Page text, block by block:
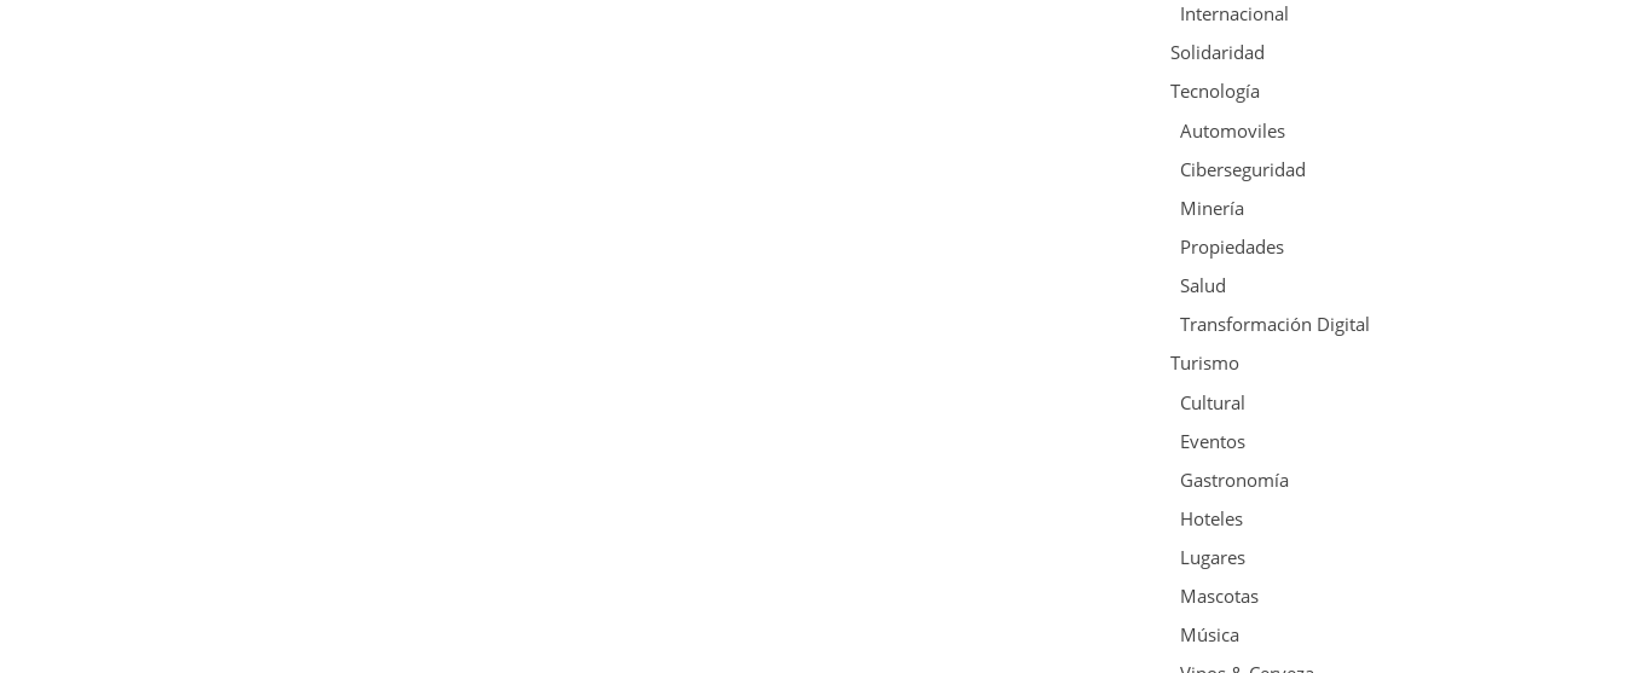
Internacional
Solidaridad
Tecnología
Automoviles
Ciberseguridad
Minería
Propiedades
Salud
Transformación Digital
Turismo
Cultural
Eventos
Gastronomía
Hoteles
Lugares
Mascotas
Música